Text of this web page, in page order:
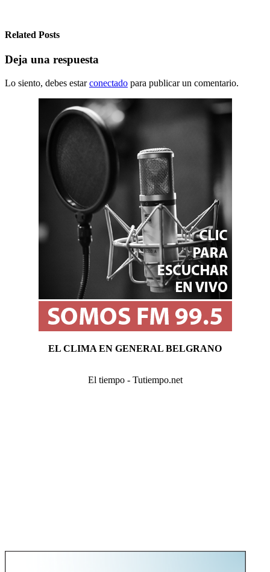
Related Posts
Deja una respuesta
Lo siento, debes estarconectado para publicar un comentario.
EL CLIMA EN GENERAL BELGRANO
El tiempo - Tutiempo.net